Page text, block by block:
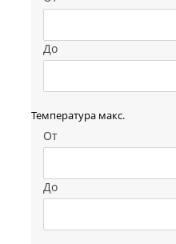
До
Температура макс.
От
До